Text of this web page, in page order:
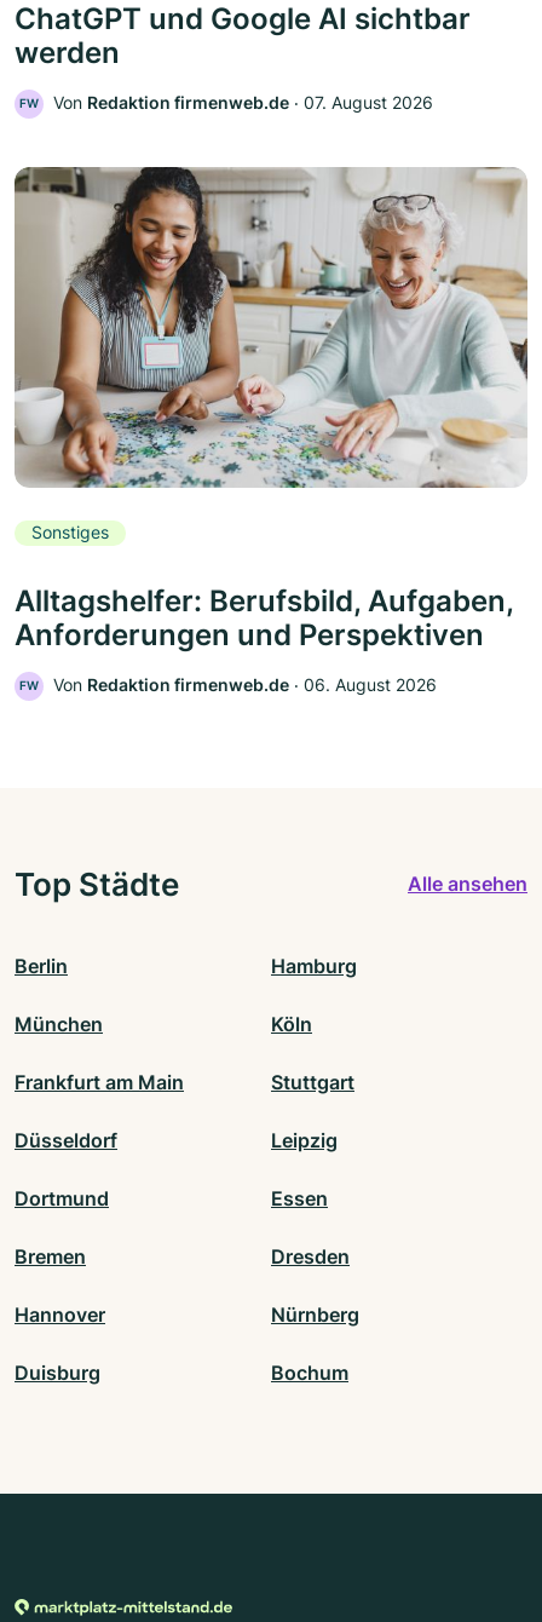
ChatGPT und Google AI sichtbar
werden
FW Von Redaktion firmenweb.de ‧ 07. August 2026
Sonstiges
Alltagshelfer: Berufsbild, Aufgaben,
Anforderungen und Perspektiven
FW Von Redaktion firmenweb.de ‧ 06. August 2026
Top Städte Alle ansehen
Berlin Hamburg
München Köln
Frankfurt am Main Stuttgart
Düsseldorf Leipzig
Dortmund Essen
Bremen Dresden
Hannover Nürnberg
Duisburg Bochum